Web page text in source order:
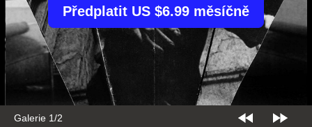
Galerie 1/2
Předplatit US $6.99 měsíčně